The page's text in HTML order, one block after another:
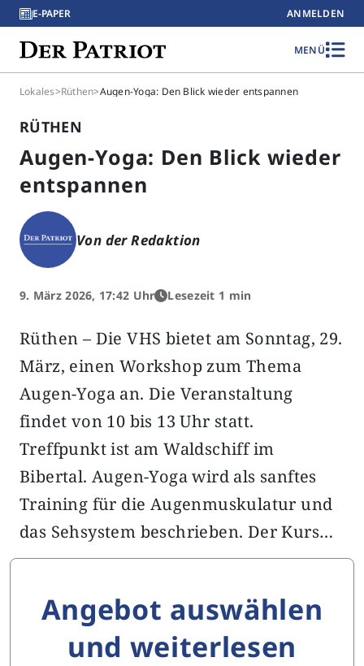
E-PAPER ANMELDEN
MENÜ
Lokales>Rüthen>Augen-Yoga: Den Blick wieder entspannen
RÜTHEN
Augen-Yoga: Den Blick wieder
entspannen
Von der Redaktion
9. März 2026, 17:42 Uhr Lesezeit 1 min
Rüthen – Die VHS bietet am Sonntag, 29.
März, einen Workshop zum Thema
Augen-Yoga an. Die Veranstaltung
findet von 10 bis 13 Uhr statt.
Treffpunkt ist am Waldschiff im
Bibertal. Augen-Yoga wird als sanftes
Training für die Augenmuskulatur und
das Sehsystem beschrieben. Der Kurs…
Angebot auswählen
und weiterlesen